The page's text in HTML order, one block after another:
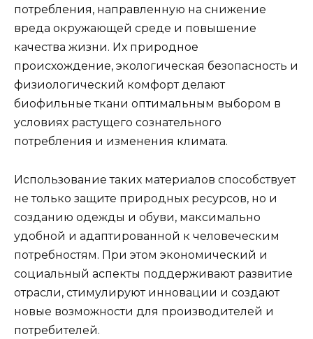
потребления, направленную на снижение
вреда окружающей среде и повышение
качества жизни. Их природное
происхождение, экологическая безопасность и
физиологический комфорт делают
биофильные ткани оптимальным выбором в
условиях растущего сознательного
потребления и изменения климата.
Использование таких материалов способствует
не только защите природных ресурсов, но и
созданию одежды и обуви, максимально
удобной и адаптированной к человеческим
потребностям. При этом экономический и
социальный аспекты поддерживают развитие
отрасли, стимулируют инновации и создают
новые возможности для производителей и
потребителей.